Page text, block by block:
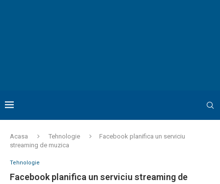
Acasa Tehnologie
Facebook planifica un serviciu
streaming de muzica
Tehnologie
Facebook planifica un serviciu streaming de